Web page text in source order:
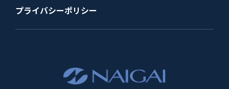
プライバシーポリシー